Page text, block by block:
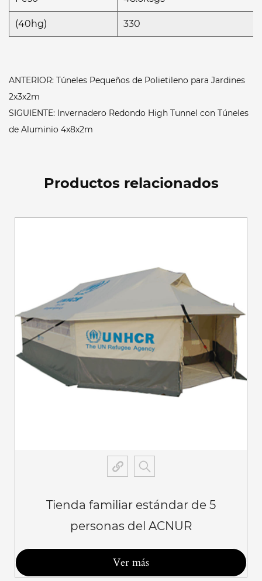
(40hg) 330
ANTERIOR: Túneles Pequeños de Polietileno para Jardines
2x3x2m
SIGUIENTE: Invernadero Redondo High Tunnel con Túneles
de Aluminio 4x8x2m
Productos relacionados
Tienda familiar estándar de 5
personas del ACNUR
Ver más